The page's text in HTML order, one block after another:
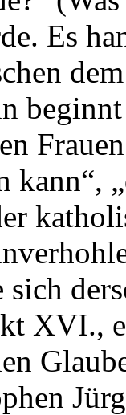
Es
kann“,
sich
XVI.,